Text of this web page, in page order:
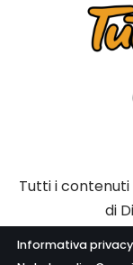
Tutti i
di
Informativa privacy